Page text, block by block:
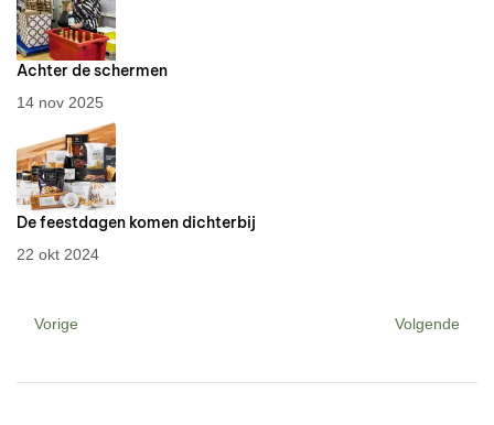
Achter de schermen
14 nov 2025
De feestdagen komen dichterbij
22 okt 2024
Vorige Volgende